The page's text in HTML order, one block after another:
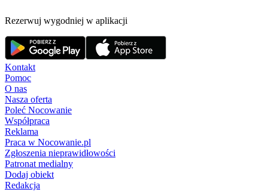
Rezerwuj wygodniej w aplikacji
Kontakt
Pomoc
O nas
Nasza oferta
Poleć Nocowanie
Współpraca
Reklama
Praca w Nocowanie.pl
Zgłoszenia nieprawidłowości
Patronat medialny
Dodaj obiekt
Redakcja